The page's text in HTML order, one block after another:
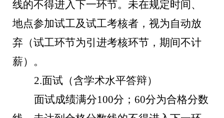
线的不得进入下一环节。未在规定时间、
地点参加试工及试工考核者，视为自动放
弃（试工环节为引进考核环节，期间不计
薪）。
2.面试（含学术水平答辩）
面试成绩满分100分； 60分为合格分数